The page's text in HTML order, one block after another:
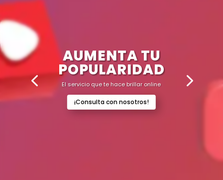
AUMENTA TU
POPULARIDAD
El servicio que te hace brillar online
¡Consulta con nosotros!